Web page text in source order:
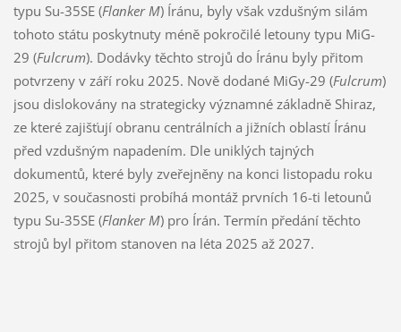
typu Su-35SE (Flanker M) Íránu, byly však vzdušným silám
tohoto státu poskytnuty méně pokročilé letouny typu MiG-
29 (Fulcrum). Dodávky těchto strojů do Íránu byly přitom
potvrzeny v září roku 2025. Nově dodané MiGy-29 (Fulcrum)
jsou dislokovány na strategicky významné základně Shiraz,
ze které zajišťují obranu centrálních a jižních oblastí Íránu
před vzdušným napadením. Dle uniklých tajných
dokumentů, které byly zveřejněny na konci listopadu roku
2025, v současnosti probíhá montáž prvních 16-ti letounů
typu Su-35SE (Flanker M) pro Írán. Termín předání těchto
strojů byl přitom stanoven na léta 2025 až 2027.